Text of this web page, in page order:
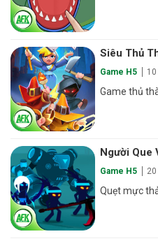
Siêu Thủ
Game H5 10
Game thủ
Người Que
Game H5 20
Quẹt mực